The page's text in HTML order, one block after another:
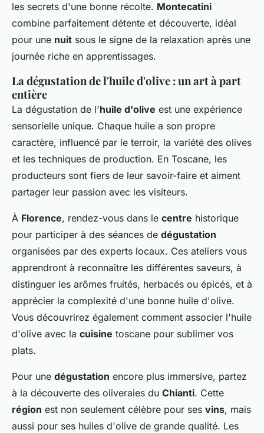
les secrets d'une bonne récolte. Montecatini
combine parfaitement détente et découverte, idéal
pour une nuit sous le signe de la relaxation après une
journée riche en apprentissages.
La dégustation de l'huile d'olive : un art à part
entière
La dégustation de l'huile d'olive est une expérience
sensorielle unique. Chaque huile a son propre
caractère, influencé par le terroir, la variété des olives
et les techniques de production. En Toscane, les
producteurs sont fiers de leur savoir-faire et aiment
partager leur passion avec les visiteurs.
À Florence, rendez-vous dans le centre historique
pour participer à des séances de dégustation
organisées par des experts locaux. Ces ateliers vous
apprendront à reconnaître les différentes saveurs, à
distinguer les arômes fruités, herbacés ou épicés, et à
apprécier la complexité d'une bonne huile d'olive.
Vous découvrirez également comment associer l'huile
d'olive avec la cuisine toscane pour sublimer vos
plats.
Pour une dégustation encore plus immersive, partez
à la découverte des oliveraies du Chianti. Cette
région est non seulement célèbre pour ses vins, mais
aussi pour ses huiles d'olive de grande qualité. Les